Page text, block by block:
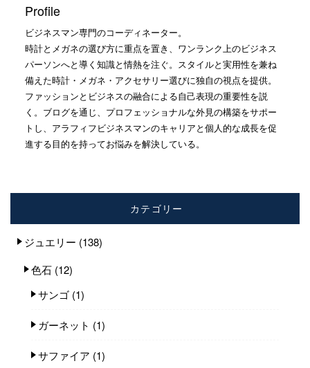
Profile
ビジネスマン専門のコーディネーター。
時計とメガネの選び方に重点を置き、ワンランク上のビジネス
パーソンへと導く知識と情熱を注ぐ。スタイルと実用性を兼ね
備えた時計・メガネ・アクセサリー選びに独自の視点を提供。
ファッションとビジネスの融合による自己表現の重要性を説
く。ブログを通じ、プロフェッショナルな外見の構築をサポー
トし、アラフィフビジネスマンのキャリアと個人的な成長を促
進する目的を持ってお悩みを解決している。
カテゴリー
ジュエリー (138)
色石 (12)
サンゴ (1)
ガーネット (1)
サファイア (1)